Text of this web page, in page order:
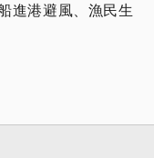
進港避風、漁民生